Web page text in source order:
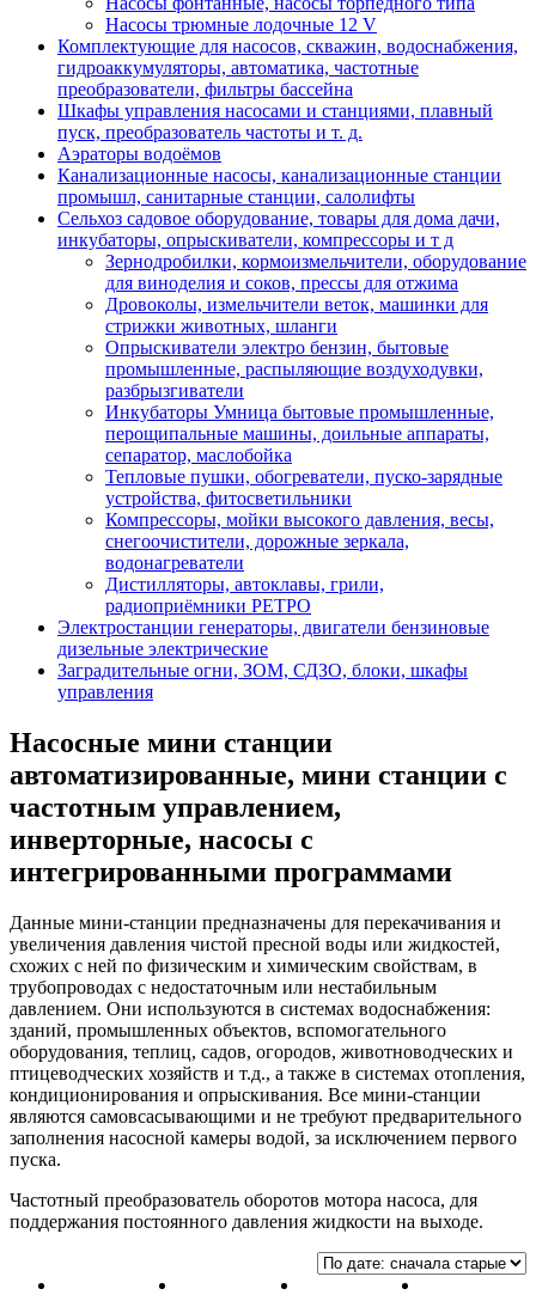
Насосы трюмные лодочные 12 V
Комплектующие для насосов, скважин, водоснабжения,
гидроаккумуляторы, автоматика, частотные
преобразователи, фильтры бассейна
Шкафы управления насосами и станциями, плавный
пуск, преобразователь частоты и т. д.
Аэраторы водоёмов
Канализационные насосы, канализационные станции
промышл, санитарные станции, салолифты
Сельхоз садовое оборудование, товары для дома дачи,
инкубаторы, опрыскиватели, компрессоры и т д
Зернодробилки, кормоизмельчители, оборудование
для виноделия и соков, прессы для отжима
Дровоколы, измельчители веток, машинки для
стрижки животных, шланги
Опрыскиватели электро бензин, бытовые
промышленные, распыляющие воздуходувки,
разбрызгиватели
Инкубаторы Умница бытовые промышленные,
перощипальные машины, доильные аппараты,
сепаратор, маслобойка
Тепловые пушки, обогреватели, пуско-зарядные
устройства, фитосветильники
Компрессоры, мойки высокого давления, весы,
снегоочистители, дорожные зеркала,
водонагреватели
Дистилляторы, автоклавы, грили,
радиоприёмники РЕТРО
Электростанции генераторы, двигатели бензиновые
дизельные электрические
Заградительные огни, ЗОМ, СДЗО, блоки, шкафы
управления
Насосные мини станции
автоматизированные, мини станции с
частотным управлением,
инверторные, насосы с
интегрированными программами
Данные мини-станции предназначены для перекачивания и
увеличения давления чистой пресной воды или жидкостей,
схожих с ней по физическим и химическим свойствам, в
трубопроводах с недостаточным или нестабильным
давлением. Они используются в системах водоснабжения:
зданий, промышленных объектов, вспомогательного
оборудования, теплиц, садов, огородов, животноводческих и
птицеводческих хозяйств и т.д., а также в системах отопления,
кондиционирования и опрыскивания. Все мини-станции
являются самовсасывающими и не требуют предварительного
заполнения насосной камеры водой, за исключением первого
пуска.
Частотный преобразователь оборотов мотора насоса, для
поддержания постоянного давления жидкости на выходе.